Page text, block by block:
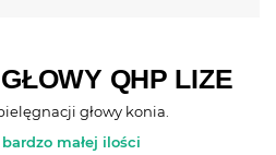
QHP LIZE
głowy konia.
małej ilości